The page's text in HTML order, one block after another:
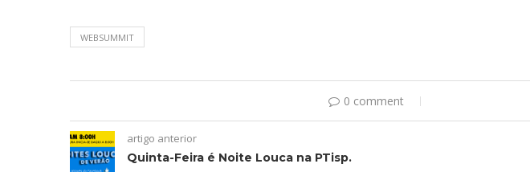
WEBSUMMIT
0 comment
artigo anterior
Quinta-Feira é Noite Louca na PTisp.